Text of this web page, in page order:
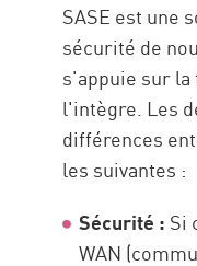
SASE est une
sécurité de
s'appuie sur
l'intègre. Les
différences
les suivantes :
Sécurité : Si
WAN